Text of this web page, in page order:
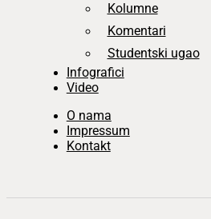
Kolumne
Komentari
Studentski ugao
Infografici
Video
O nama
Impressum
Kontakt